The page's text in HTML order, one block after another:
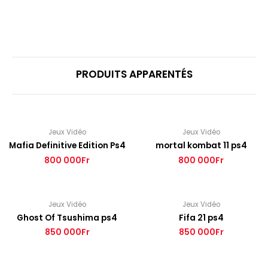
PRODUITS APPARENTÉS
Jeux Vidéo
Mafia Definitive Edition Ps4
800 000Fr
Jeux Vidéo
mortal kombat 11 ps4
800 000Fr
Jeux Vidéo
Ghost Of Tsushima ps4
850 000Fr
Jeux Vidéo
Fifa 21 ps4
850 000Fr